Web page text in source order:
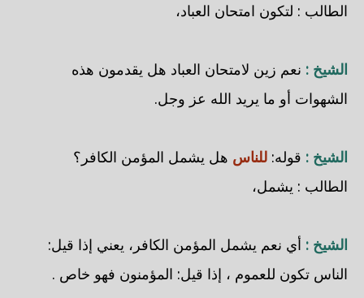
الطالب : لتكون امتحان العباد،
الشيخ : نعم زين لامتحان العباد هل يقدمون هذه
الشهوات أو ما يريد الله عز وجل.
الشيخ : قوله: للناس هل يشمل المؤمن الكافر؟
الطالب : يشمل،
الشيخ : أي نعم يشمل المؤمن الكافر، يعني إذا قيل:
الناس تكون للعموم ، إذا قيل: المؤمنون فهو خاص .